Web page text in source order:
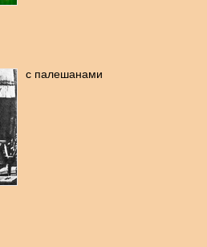
с палешанами